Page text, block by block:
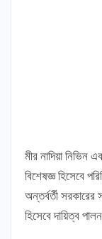
মীর নাদিয়া নিভিন
বিশেষজ্ঞ হিসেবে
অন্তর্বর্তী
হিসেবে দায়িত্ব